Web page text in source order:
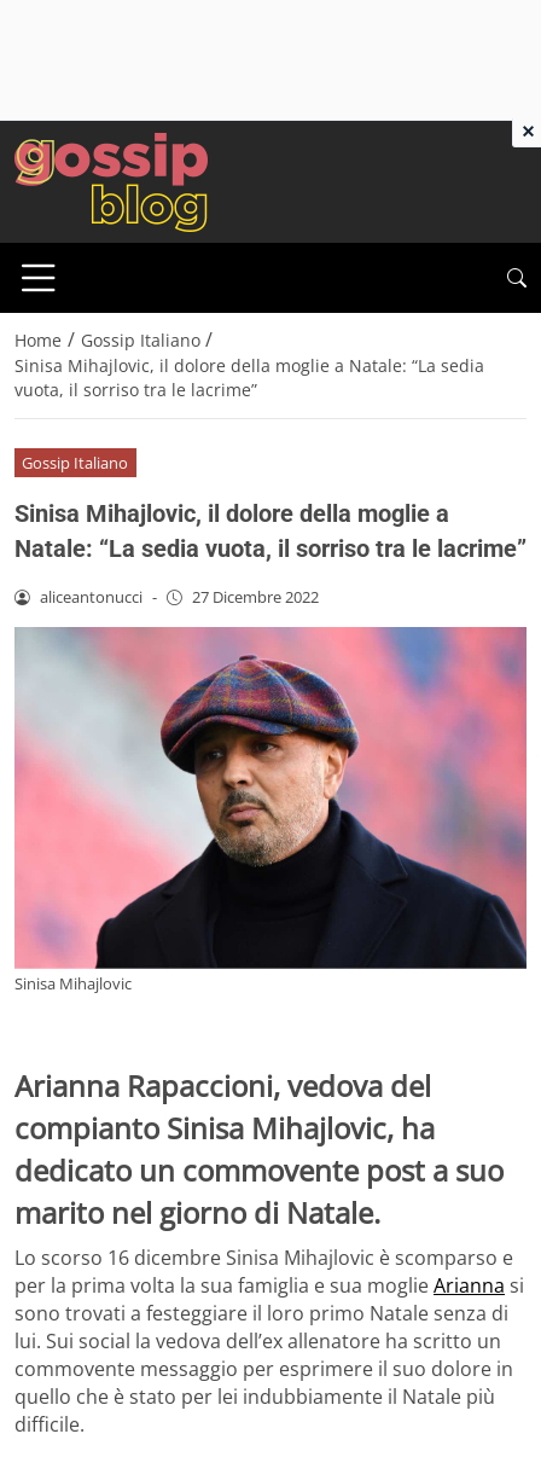
Home / Gossip Italiano /
Sinisa Mihajlovic, il dolore della moglie a Natale: “La sedia
vuota, il sorriso tra le lacrime”
Gossip Italiano
Sinisa Mihajlovic, il dolore della moglie a
Natale: “La sedia vuota, il sorriso tra le lacrime”
aliceantonucci - 27 Dicembre 2022
Sinisa Mihajlovic
Arianna Rapaccioni, vedova del
compianto Sinisa Mihajlovic, ha
dedicato un commovente post a suo
marito nel giorno di Natale.
Lo scorso 16 dicembre Sinisa Mihajlovic è scomparso e
per la prima volta la sua famiglia e sua moglieArianna si
sono trovati a festeggiare il loro primo Natale senza di
lui. Sui social la vedova dell’ex allenatore ha scritto un
commovente messaggio per esprimere il suo dolore in
quello che è stato per lei indubbiamente il Natale più
difficile.
×